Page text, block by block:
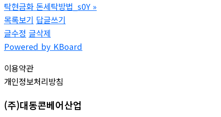
탁현금화 돈세탁방법_s0Y »
목록보기 답글쓰기
글수정 글삭제
Powered by KBoard
이용약관
개인정보처리방침
(주)대동콘베어산업